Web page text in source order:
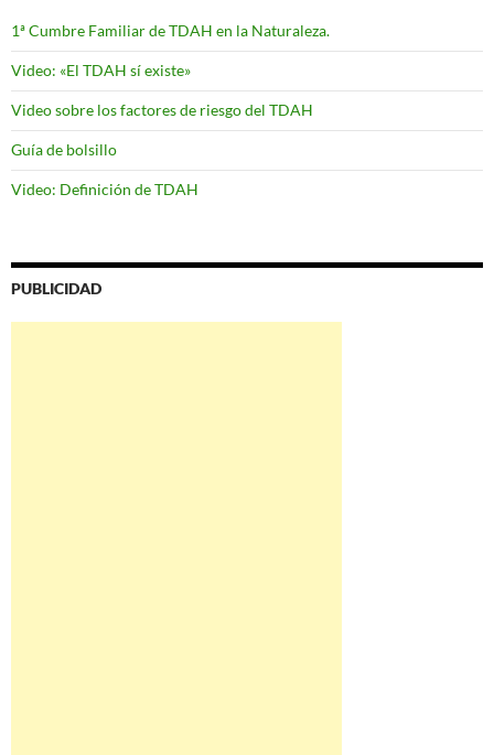
1ª Cumbre Familiar de TDAH en la Naturaleza.
Video: «El TDAH sí existe»
Video sobre los factores de riesgo del TDAH
Guía de bolsillo
Video: Definición de TDAH
PUBLICIDAD